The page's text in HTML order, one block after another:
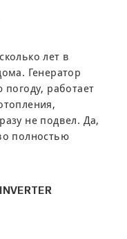
лет в
Генератор
погоду, работает
не подвел. Да,
полностью